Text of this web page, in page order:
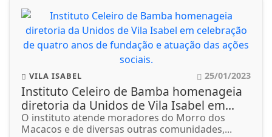
VILA ISABEL 25/01/2023
Instituto Celeiro de Bamba homenageia
diretoria da Unidos de Vila Isabel em...
O instituto atende moradores do Morro dos
Macacos e de diversas outras comunidades,...